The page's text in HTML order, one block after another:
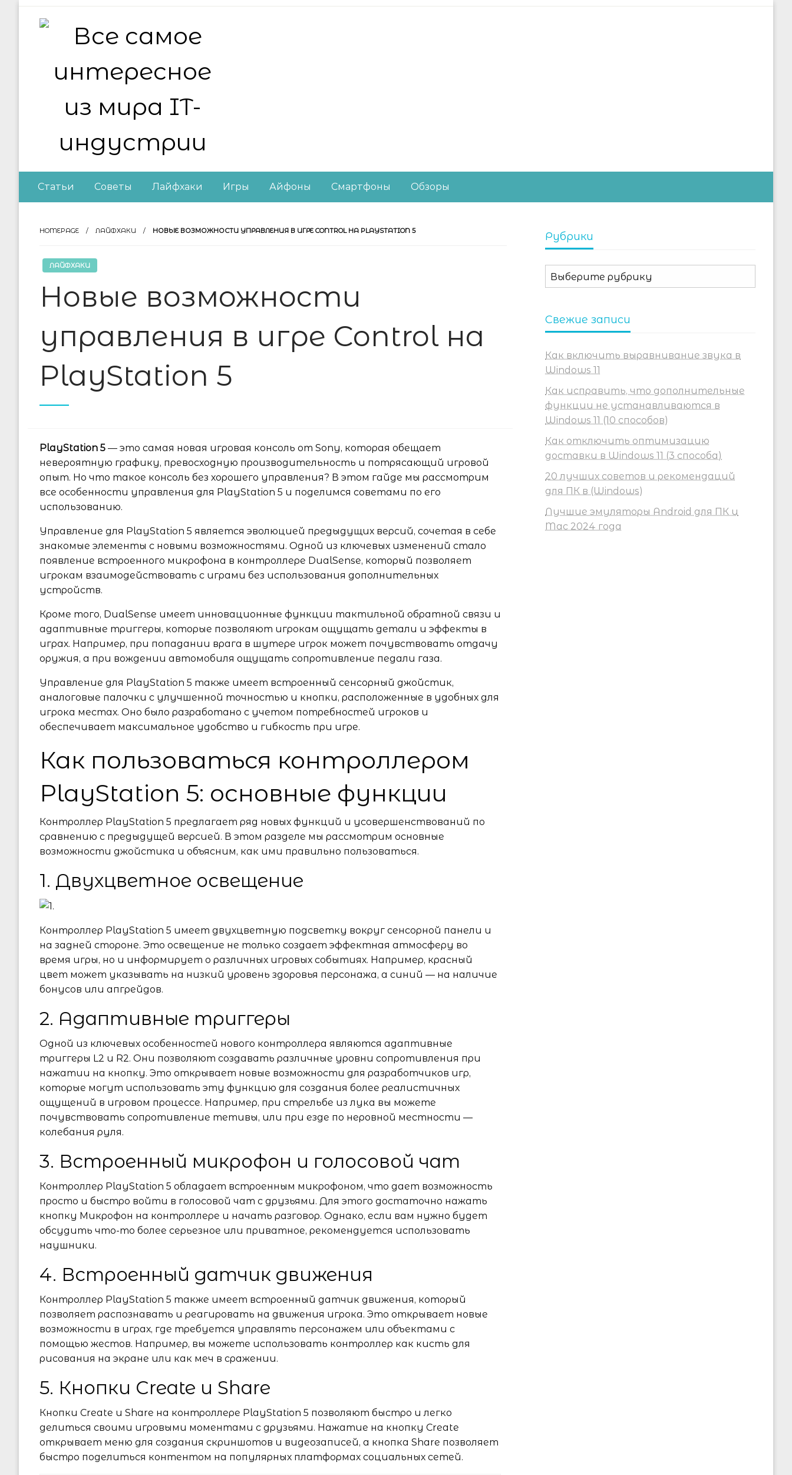
Skip
Все самое интересное из мира IT-индустрии
Статьи Советы Лайфхаки Игры Айфоны Смартфоны Обзоры
HOMEPAGE ЛАЙФХАКИ НОВЫЕ ВОЗМОЖНОСТИ УПРАВЛЕНИЯ В ИГРЕ CONTROL НА PLAYSTATION 5
ЛАЙФХАКИ
Новые возможности
управления в игре Control на
PlayStation 5
PlayStation 5 — это самая новая игровая консоль от Sony, которая обещает
невероятную графику, превосходную производительность и потрясающий игровой
опыт. Но что такое консоль без хорошего управления? В этом гайде мы рассмотрим
все особенности управления для PlayStation 5 и поделимся советами по его
использованию.
Управление для PlayStation 5 является эволюцией предыдущих версий, сочетая в себе
знакомые элементы с новыми возможностями. Одной из ключевых изменений стало
появление встроенного микрофона в контроллере DualSense, который позволяет
игрокам взаимодействовать с играми без использования дополнительных
устройств.
Кроме того, DualSense имеет инновационные функции тактильной обратной связи и
адаптивные триггеры, которые позволяют игрокам ощущать детали и эффекты в
играх. Например, при попадании врага в шутере игрок может почувствовать отдачу
оружия, а при вождении автомобиля ощущать сопротивление педали газа.
Управление для PlayStation 5 также имеет встроенный сенсорный джойстик,
аналоговые палочки с улучшенной точностью и кнопки, расположенные в удобных для
игрока местах. Оно было разработано с учетом потребностей игроков и
обеспечивает максимальное удобство и гибкость при игре.
Как пользоваться контроллером
PlayStation 5: основные функции
Контроллер PlayStation 5 предлагает ряд новых функций и усовершенствований по
сравнению с предыдущей версией. В этом разделе мы рассмотрим основные
возможности джойстика и объясним, как ими правильно пользоваться.
1. Двухцветное освещение
Контроллер PlayStation 5 имеет двухцветную подсветку вокруг сенсорной панели и
на задней стороне. Это освещение не только создает эффектная атмосферу во
время игры, но и информирует о различных игровых событиях. Например, красный
цвет может указывать на низкий уровень здоровья персонажа, а синий — на наличие
бонусов или апгрейдов.
2. Адаптивные триггеры
Одной из ключевых особенностей нового контроллера являются адаптивные
триггеры L2 и R2. Они позволяют создавать различные уровни сопротивления при
нажатии на кнопку. Это открывает новые возможности для разработчиков игр,
которые могут использовать эту функцию для создания более реалистичных
ощущений в игровом процессе. Например, при стрельбе из лука вы можете
почувствовать сопротивление тетивы, или при езде по неровной местности —
колебания руля.
3. Встроенный микрофон и голосовой чат
Контроллер PlayStation 5 обладает встроенным микрофоном, что дает возможность
просто и быстро войти в голосовой чат с друзьями. Для этого достаточно нажать
кнопку Микрофон на контроллере и начать разговор. Однако, если вам нужно будет
обсудить что-то более серьезное или приватное, рекомендуется использовать
наушники.
4. Встроенный датчик движения
Контроллер PlayStation 5 также имеет встроенный датчик движения, который
позволяет распознавать и реагировать на движения игрока. Это открывает новые
возможности в играх, где требуется управлять персонажем или объектами с
помощью жестов. Например, вы можете использовать контроллер как кисть для
рисования на экране или как меч в сражении.
5. Кнопки Create и Share
Кнопки Create и Share на контроллере PlayStation 5 позволяют быстро и легко
делиться своими игровыми моментами с друзьями. Нажатие на кнопку Create
открывает меню для создания скриншотов и видеозаписей, а кнопка Share позволяет
быстро поделиться контентом на популярных платформах социальных сетей.
Рубрики
Рубрики
Свежие записи
Как включить выравнивание звука в
Windows 11
Как исправить, что дополнительные
функции не устанавливаются в
Windows 11 (10 способов)
Как отключить оптимизацию
доставки в Windows 11 (3 способа)
20 лучших советов и рекомендаций
для ПК в (Windows)
Лучшие эмуляторы Android для ПК и
Mac 2024 года